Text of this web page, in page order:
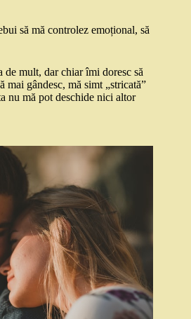
să mă controlez emoțional, să
de mult, dar chiar îmi doresc să
mai gândesc, mă simt „stricată”
nu mă pot deschide nici altor